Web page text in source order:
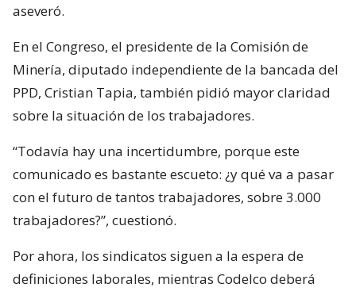
aseveró.
En el Congreso, el presidente de la Comisión de
Minería, diputado independiente de la bancada del
PPD, Cristian Tapia, también pidió mayor claridad
sobre la situación de los trabajadores.
“Todavía hay una incertidumbre, porque este
comunicado es bastante escueto: ¿y qué va a pasar
con el futuro de tantos trabajadores, sobre 3.000
trabajadores?”, cuestionó.
Por ahora, los sindicatos siguen a la espera de
definiciones laborales, mientras Codelco deberá